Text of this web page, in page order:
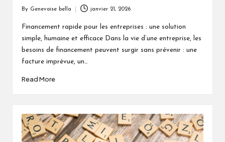
by
By Genevoise bella janvier 21, 2026
Financement rapide pour les entreprises : une solution
simple, humaine et efficace Dans la vie d’une entreprise, les
besoins de financement peuvent surgir sans prévenir : une
facture imprévue, un…
Read More